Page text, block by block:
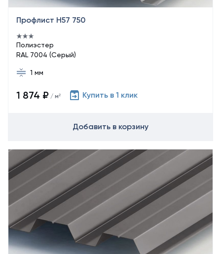
Профлист Н57 750
Полиэстер
RAL 7004 (Серый)
1 мм
1 874 ₽ / м² Купить в 1 клик
Добавить в корзину